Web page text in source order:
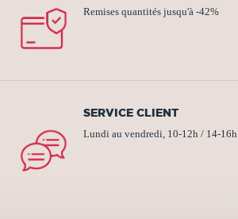
Remises quantités jusqu'à -42%
SERVICE CLIENT
Lundi au vendredi, 10-12h / 14-16h